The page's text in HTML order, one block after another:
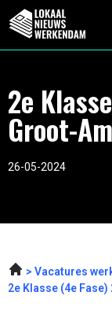
2e
Groot-
26-05-2024
Vacatures
2e Klasse (4e